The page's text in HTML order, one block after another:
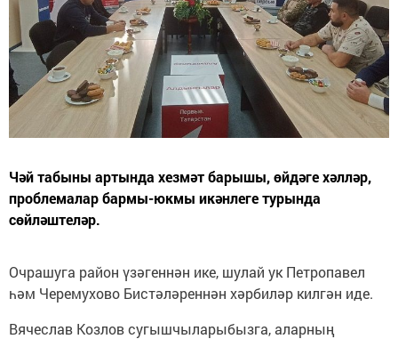
Чәй табыны артында хезмәт барышы, өйдәге хәлләр,
проблемалар бармы-юкмы икәнлеге турында
сөйләштеләр.
Очрашуга район үзәгеннән ике, шулай ук Петропавел
һәм Черемухово Бистәләреннән хәрбиләр килгән иде.
Вячеслав Козлов сугышчыларыбызга, аларның